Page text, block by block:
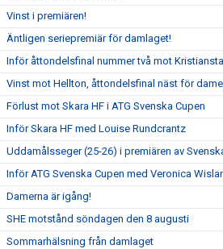
Vinst i premiären!
Äntligen seriepremiär för damlaget!
Inför åttondelsfinal nummer två mot
Vinst mot Hellton, åttondelsfinal näst för
Förlust mot Skara HF i ATG Svenska Cupen
Inför Skara HF med Louise Rundcrantz
Uddamålsseger (25-26) i premiären av
Inför ATG Svenska Cupen med Veronica
Damerna är igång!
SHE motstånd söndagen den 8 augusti
Sommarhälsning från damlaget